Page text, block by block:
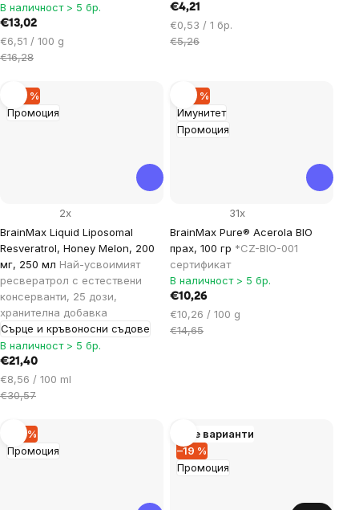
В наличност > 5 бр.
€13,02
Цена
за
€6,51 / 100 g
€16,28
€4,21
Цена
за
€0,53 / 1 бр.
€5,26
Промоция
–30 %
BrainMax Liquid Liposomal
Resveratrol, Honey Melon, 200
мг, 250 мл Най-усвоимият
ресвератрол с естествени
консерванти, 25 дози,
хранителна добавка
Сърце и кръвоносни съдове
2x
В наличност > 5 бр.
€21,40
Цена
за
€8,56 / 100 ml
€30,57
Имунитет
Промоция
–29 %
BrainMax Pure® Acerola BIO
прах, 100 гр *CZ-BIO-001
сертификат
31x
В наличност > 5 бр.
€10,26
Цена
за
€10,26 / 100 g
€14,65
Промоция
–19 %
Промоция
–19 %
Още варианти